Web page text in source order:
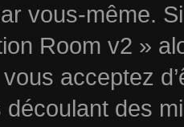
vous-même.
Room v2 »
acceptez
découlant des